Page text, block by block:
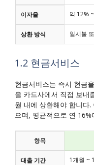
이자율 약 12%
상환 방식 일시불
1.2 현금서비스
현금서비스는 즉시 현금
을 카드사에서 직접 보내
월 내에 상환해야 합니다
으며, 평균적으로 연
항목
대출 기간 1개월 ~